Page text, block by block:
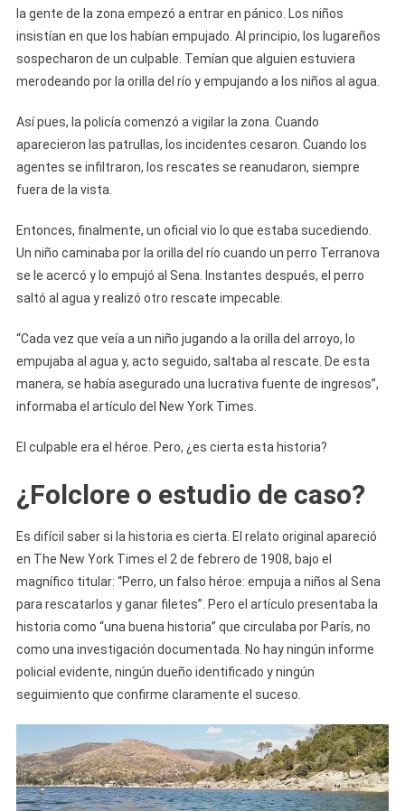
la gente de la zona empezó a entrar en pánico. Los niños
insistían en que los habían empujado. Al principio, los lugareños
sospecharon de un culpable. Temían que alguien estuviera
merodeando por la orilla del río y empujando a los niños al agua.
Así pues, la policía comenzó a vigilar la zona. Cuando
aparecieron las patrullas, los incidentes cesaron. Cuando los
agentes se infiltraron, los rescates se reanudaron, siempre
fuera de la vista.
Entonces, finalmente, un oficial vio lo que estaba sucediendo.
Un niño caminaba por la orilla del río cuando un perro Terranova
se le acercó y lo empujó al Sena. Instantes después, el perro
saltó al agua y realizó otro rescate impecable.
“Cada vez que veía a un niño jugando a la orilla del arroyo, lo
empujaba al agua y, acto seguido, saltaba al rescate. De esta
manera, se había asegurado una lucrativa fuente de ingresos”,
informaba el artículo del New York Times.
El culpable era el héroe. Pero, ¿es cierta esta historia?
¿Folclore o estudio de caso?
Es difícil saber si la historia es cierta. El relato original apareció
en The New York Times el 2 de febrero de 1908, bajo el
magnífico titular: “Perro, un falso héroe: empuja a niños al Sena
para rescatarlos y ganar filetes”. Pero el artículo presentaba la
historia como “una buena historia” que circulaba por París, no
como una investigación documentada. No hay ningún informe
policial evidente, ningún dueño identificado y ningún
seguimiento que confirme claramente el suceso.